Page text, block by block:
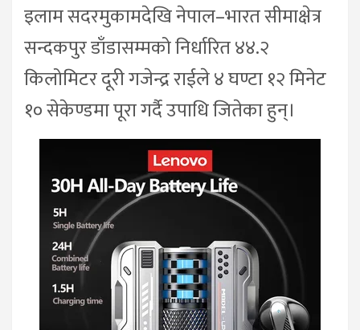
इलाम सदरमुकामदेखि नेपाल–भारत सीमाक्षेत्र
सन्दकपुर डाँडासम्मको निर्धारित ४४.२
किलोमिटर दूरी गजेन्द्र राईले ४ घण्टा १२ मिनेट
१० सेकेण्डमा पूरा गर्दै उपाधि जितेका हुन्।